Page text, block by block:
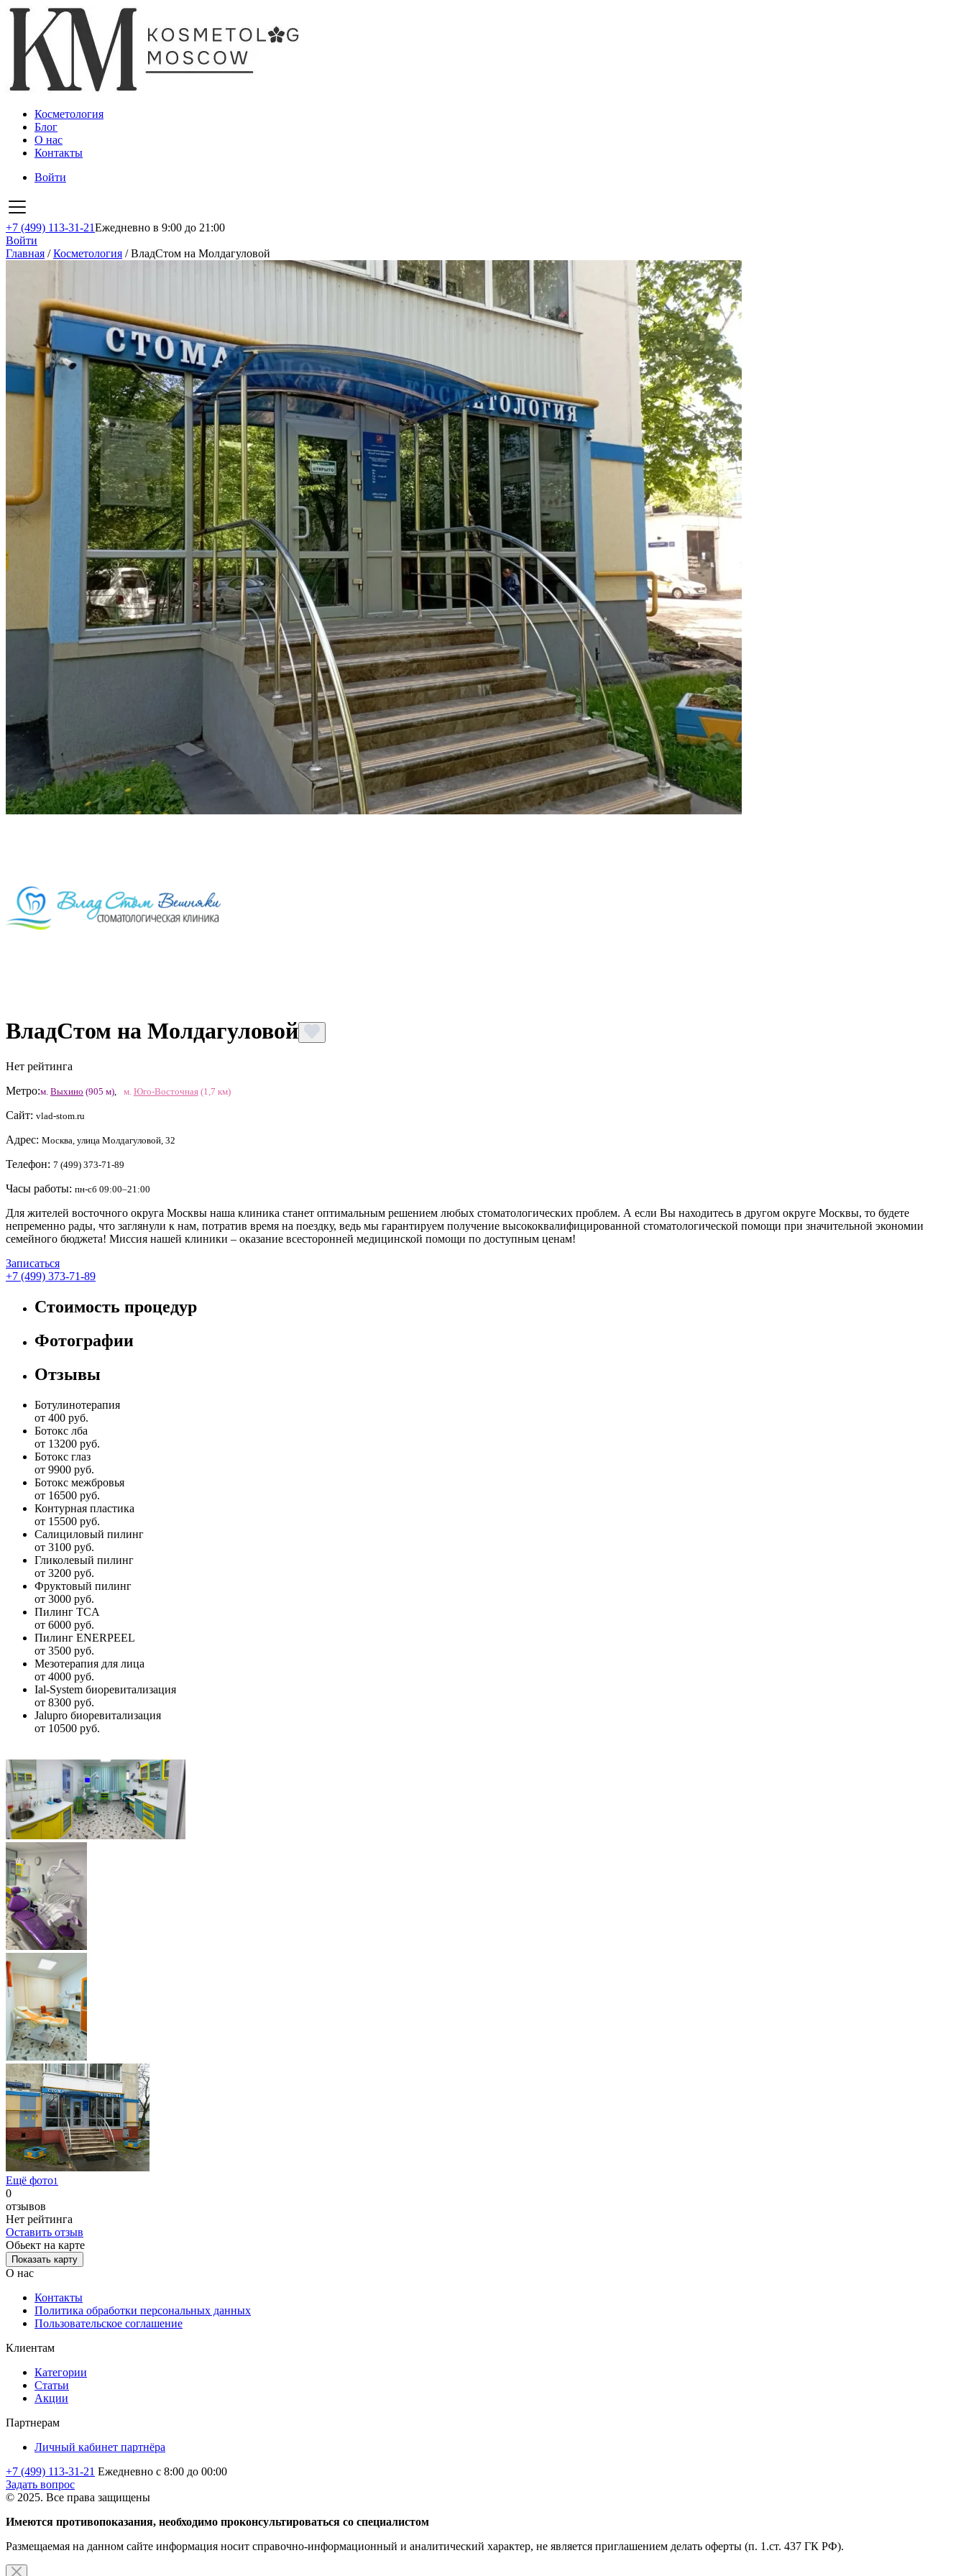
Косметология
Блог
О нас
Контакты
Войти
+7 (499) 113-31-21Ежедневно в 9:00 до 21:00
Войти
Главная /Косметология /ВладСтом на Молдагуловой
ВладСтом на Молдагуловой
Нет рейтинга
Метро:м. Выхино (905 м) м. Юго-Восточная(1,7 км)
Сайт: vlad-stom.ru
Адрес: Москва, улица Молдагуловой, 32
Телефон: 7 (499) 373-71-89
Часы работы: пн-сб 09:00–21:00
Для жителей восточного округа Москвы наша клиника станет оптимальным решением любых стоматологических проблем. А если Вы находитесь в другом округе Москвы, то будете
непременно рады, что заглянули к нам, потратив время на поездку, ведь мы гарантируем получение высококвалифицированной стоматологической помощи при значительной экономии
семейного бюджета! Миссия нашей клиники – оказание всесторонней медицинской помощи по доступным ценам!
Записаться
+7 (499) 373-71-89
Стоимость процедур
Фотографии
Отзывы
Ботулинотерапия
от 400 руб.
Ботокс лба
от 13200 руб.
Ботокс глаз
от 9900 руб.
Ботокс межбровья
от 16500 руб.
Контурная пластика
от 15500 руб.
Салициловый пилинг
от 3100 руб.
Гликолевый пилинг
от 3200 руб.
Фруктовый пилинг
от 3000 руб.
Пилинг TCA
от 6000 руб.
Пилинг ENERPEEL
от 3500 руб.
Мезотерапия для лица
от 4000 руб.
Ial-System биоревитализация
от 8300 руб.
Jalupro биоревитализация
от 10500 руб.
Ещё фото1
0
отзывов
Нет рейтинга
Оставить отзыв
Обьект на карте
Показать карту
О нас
Контакты
Политика обработки персональных данных
Пользовательское соглашение
Клиентам
Категории
Статьи
Акции
Партнерам
Личный кабинет партнёра
+7 (499) 113-31-21 Ежедневно с 8:00 до 00:00
Задать вопрос
© 2025. Все права защищены
Имеются противопоказания, необходимо проконсультироваться со специалистом
Размещаемая на данном сайте информация носит справочно-информационный и аналитический характер, не является приглашением делать оферты (п. 1.ст. 437 ГК РФ).